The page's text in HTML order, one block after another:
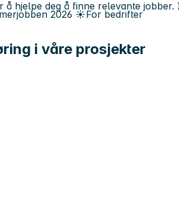
2026 ☀️For bedrifter
i våre prosjekter
hjelpe deg å finne relevante